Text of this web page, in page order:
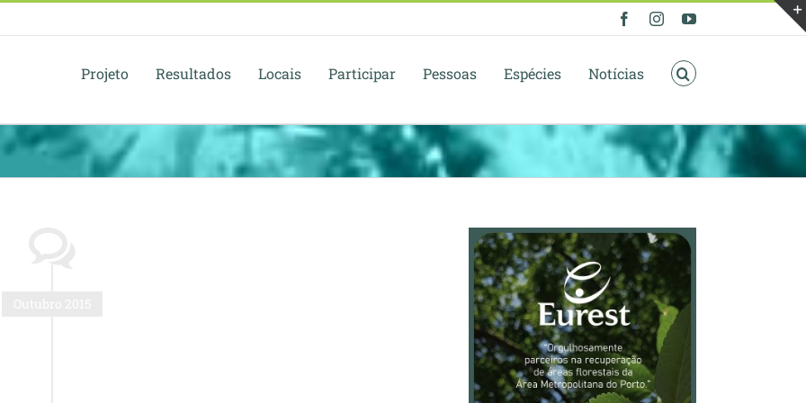
FacebookInstagramYouTube
Projeto Resultados Locais Participar Pessoas Espécies Notícias